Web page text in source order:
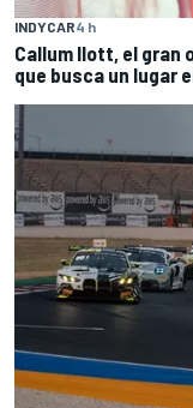
INDYCAR4 h
Callum Ilott, el gran
que busca un lugar